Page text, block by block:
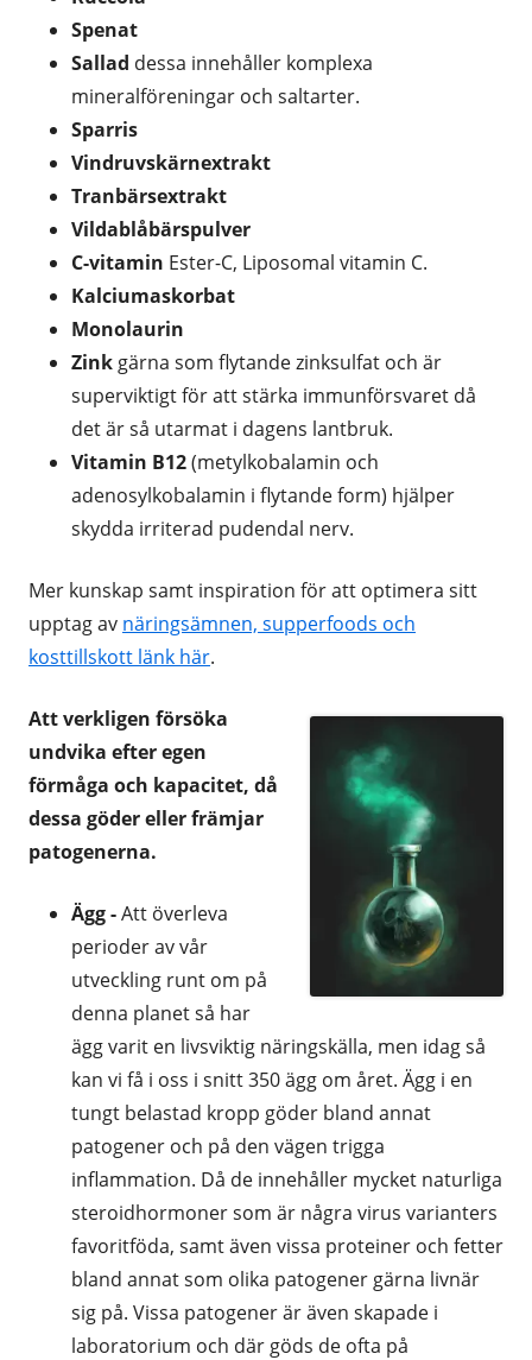
Spenat
Sallad dessa innehåller komplexa
mineralföreningar och saltarter.
Sparris
Vindruvskärnextrakt
Tranbärsextrakt
Vildablåbärspulver
C-vitamin Ester-C, Liposomal vitamin C.
Kalciumaskorbat
Monolaurin
Zink gärna som flytande zinksulfat och är
superviktigt för att stärka immunförsvaret då
det är så utarmat i dagens lantbruk.
Vitamin B12(metylkobalamin och
adenosylkobalamin i flytande form) hjälper
skydda irriterad pudendal nerv.
Mer kunskap samt inspiration för att optimera sitt
upptag av näringsämnen, supperfoods och
kosttillskott länk här.
Att verkligen försöka
undvika efter egen
förmåga och kapacitet, då
dessa göder eller främjar
patogenerna.
Ägg -Att överleva
perioder av vår
utveckling runt om på
denna planet så har
ägg varit en livsviktig näringskälla, men idag så
kan vi få i oss i snitt 350 ägg om året. Ägg i en
tungt belastad kropp göder bland annat
patogener och på den vägen trigga
inflammation. Då de innehåller mycket naturliga
steroidhormoner som är några virus varianters
favoritföda, samt även vissa proteiner och fetter
bland annat som olika patogener gärna livnär
sig på. Vissa patogener är även skapade i
laboratorium och där göds de ofta på